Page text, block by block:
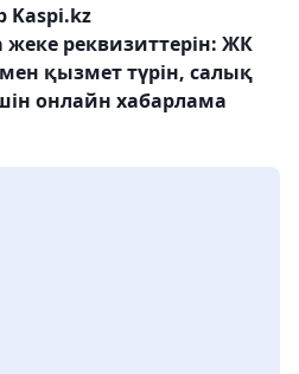
Kaspi.kz
реквизиттерін: ЖК
қызмет түрін, салық
онлайн хабарлама